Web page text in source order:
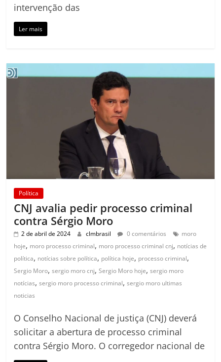
intervenção das
Ler mais
Política
CNJ avalia pedir processo criminal
contra Sérgio Moro
2 de abril de 2024 clmbrasil 0 comentários
moro
hoje, moro processo criminal, moro processo criminal cnj, notícias de
política, notícias sobre política, política hoje, processo criminal,
Sergio Moro,sergio moro cnj,Sergio Moro hoje,sergio moro
notícias,sergio moro processo criminal,sergio moro ultimas
noticias
O Conselho Nacional de justiça (CNJ) deverá
solicitar a abertura de processo criminal
contra Sérgio Moro. O corregedor nacional de